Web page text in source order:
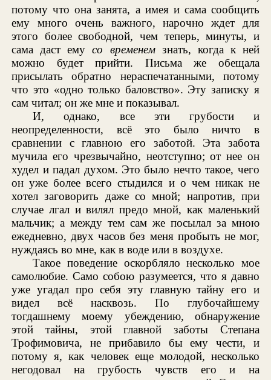
потому что она занята, а имея и сама сообщить
ему много очень важного, нарочно ждет для
этого более свободной, чем теперь, минуты, и
сама даст емусо временемзнать, когда к ней
можно будет прийти. Письма же обещала
присылать обратно нераспечатанными, потому
что это «одно только баловство». Эту записку я
сам читал; он же мне и показывал.
И, однако, все эти грубости и
неопределенности, всё это было ничто в
сравнении с главною его заботой. Эта забота
мучила его чрезвычайно, неотступно; от нее он
худел и падал духом. Это было нечто такое, чего
он уже более всего стыдился и о чем никак не
хотел заговорить даже со мной; напротив, при
случае лгал и вилял предо мной, как маленький
мальчик; а между тем сам же посылал за мною
ежедневно, двух часов без меня пробыть не мог,
нуждаясь во мне, как в воде или в воздухе.
Такое поведение оскорбляло несколько мое
самолюбие. Само собою разумеется, что я давно
уже угадал про себя эту главную тайну его и
видел всё насквозь. По глубочайшему
тогдашнему моему убеждению, обнаружение
этой тайны, этой главной заботы Степана
Трофимовича, не прибавило бы ему чести, и
потому я, как человек еще молодой, несколько
негодовал на грубость чувств его и на